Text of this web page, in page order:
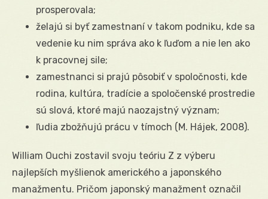
prosperovala;
želajú si byť zamestnaní v takom podniku, kde sa
vedenie ku nim správa ako k ľuďom a nie len ako
k pracovnej sile;
zamestnanci si prajú pôsobiť v spoločnosti, kde
rodina, kultúra, tradície a spoločenské prostredie
sú slová, ktoré majú naozajstný význam;
ľudia zbožňujú prácu v tímoch (M. Hájek, 2008).
William Ouchi zostavil svoju teóriu Z z výberu
najlepších myšlienok amerického a japonského
manažmentu. Pričom japonský manažment označil